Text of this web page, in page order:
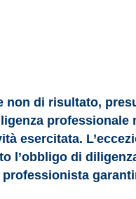
di risultato,
professionale
esercitata.
l’obbligo di